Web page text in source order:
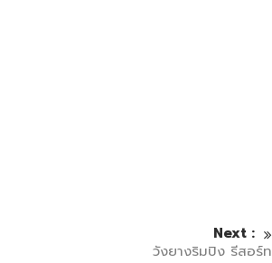
Next :
วังยางริมปิง รีสอร์ท